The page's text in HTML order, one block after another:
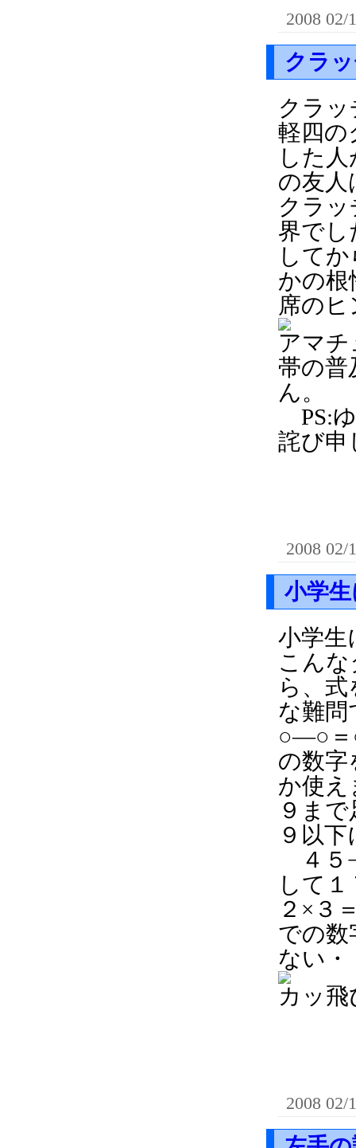
2008 02/
クラ
クラ
軽四の
した
の友人
クラ
界でし
して
かの根
席の
アマ
帯の普
ん。
PS:
詫び申
2008 02/
小学
小学生
こん
ら、
な難問
○―○
の数字
か使え
９ま
９以
４５
して
２×３
での数
ない・
カッ
2008 02/